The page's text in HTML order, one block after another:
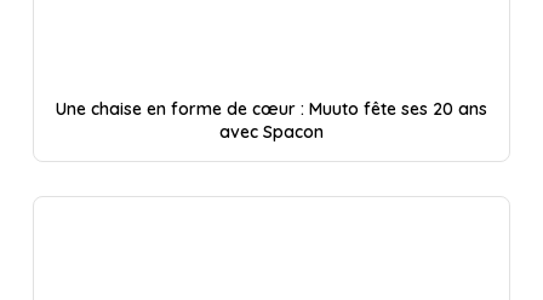
Une chaise en forme de cœur : Muuto fête ses 20 ans
avec Spacon